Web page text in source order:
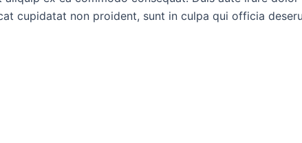
cupidatat non proident, sunt in culpa qui officia